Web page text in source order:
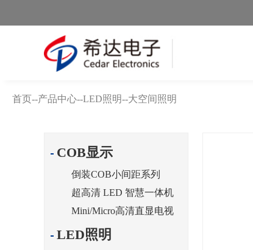
首页--产品中心--LED照明--大空间照明
COB显示
倒装COB小间距系列
超高清 LED 智慧一体机
Mini/Micro高清直显电视
LED照明